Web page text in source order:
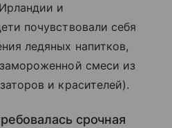
и
почувствовали себя
ледяных напитков,
смеси из
и красителей).
срочная